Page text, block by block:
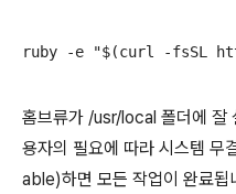
ruby -e "$(curl -fsSL
홈브류가 /usr/local 폴더에 잘
용자의 필요에 따라 시스템
able)하면 모든 작업이 완료